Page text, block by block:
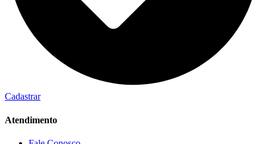
Cadastrar
Atendimento